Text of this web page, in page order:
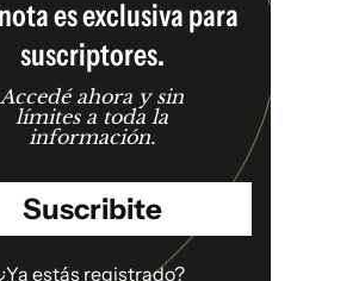
es exclusiva para
suscriptores.
Accedé ahora y sin
límites a toda la
información.
Suscribite
¿Ya estás registrado?